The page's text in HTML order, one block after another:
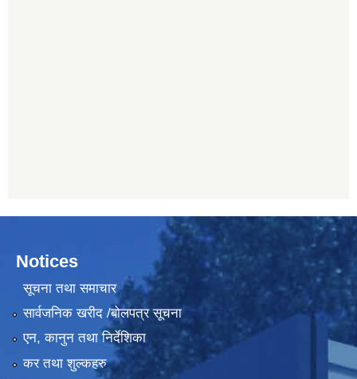
Notices
सूचना तथा समाचार
सार्वजनिक खरीद /बोलपत्र सूचना
एन, कानुन तथा निर्देशिका
कर तथा शुल्कहरु